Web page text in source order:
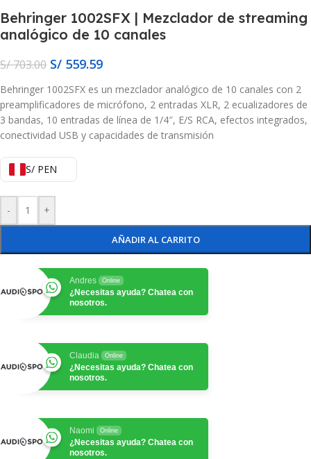
Behringer 1002SFX | Mezclador de streaming
analógico de 10 canales
S/703.00 S/ 559.59
Behringer 1002SFX es un mezclador analógico de 10 canales con 2
preamplificadores de micrófono, 2 entradas XLR, 2 ecualizadores de
3 bandas, 10 entradas de línea de 1/4″, E/S RCA, efectos integrados,
conectividad USB y capacidades de transmisión
S/ PEN
- +
AÑADIR AL CARRITO
Andres Online
¿Necesitas ayuda? Chatea con
nosotros.
Claudia Online
¿Necesitas ayuda? Chatea con
nosotros.
Naomi Online
¿Necesitas ayuda? Chatea con
nosotros.